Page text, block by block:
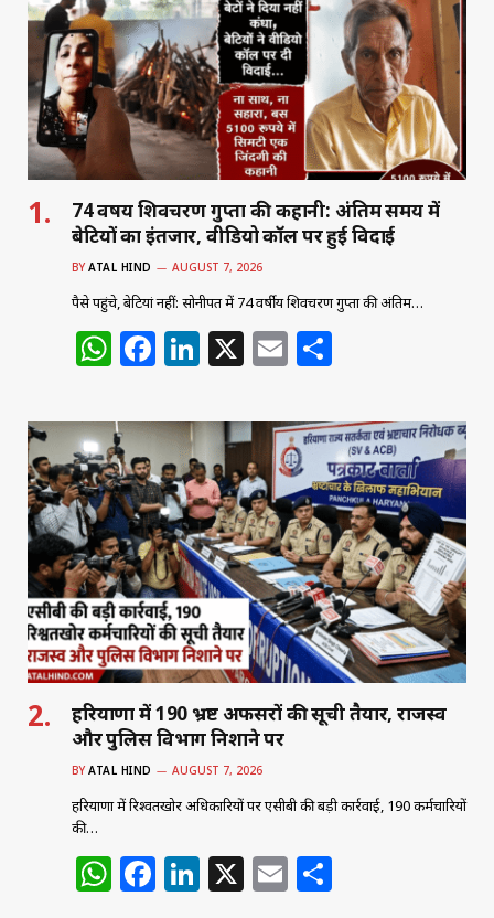
74 वर्षीय शिवचरण गुप्ता की कहानी: अंतिम समय में
बेटियों का इंतजार, वीडियो कॉल पर हुई विदाई
BY ATAL HIND AUGUST 7, 2026
पैसे पहुंचे, बेटियां नहीं: सोनीपत में 74 वर्षीय शिवचरण गुप्ता की अंतिम…
W
at
s
A
p
p
F
c
e
b
o
o
k
Li
k
e
dI
n
X E
ai
l
ar
e
हरियाणा में 190 भ्रष्ट अफसरों की सूची तैयार, राजस्व
और पुलिस विभाग निशाने पर
BY ATAL HIND AUGUST 7, 2026
हरियाणा में रिश्वतखोर अधिकारियों पर एसीबी की बड़ी कार्रवाई, 190 कर्मचारियों
की…
W F Li X E